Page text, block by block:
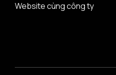
Website cùng công ty